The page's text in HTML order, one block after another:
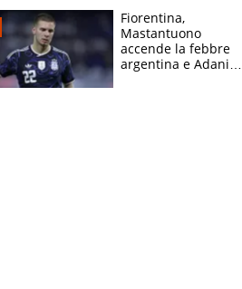
Trump
Fiorentina,
Mastantuono
accende la febbre
argentina e Adani